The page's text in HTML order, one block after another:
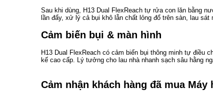
Sau khi dùng, H13 Dual FlexReach tự rửa con lăn bằng
lần đẩy, xử lý cả bụi khô lẫn chất lỏng đổ trên sàn, lau sát
Cảm biến bụi & màn hình
H13 Dual FlexReach có cảm biến bụi thông minh tự điều
kế cao cấp. Lý tưởng cho lau nhà nhanh sạch sâu hằng
Cảm nhận khách hàng đã mua